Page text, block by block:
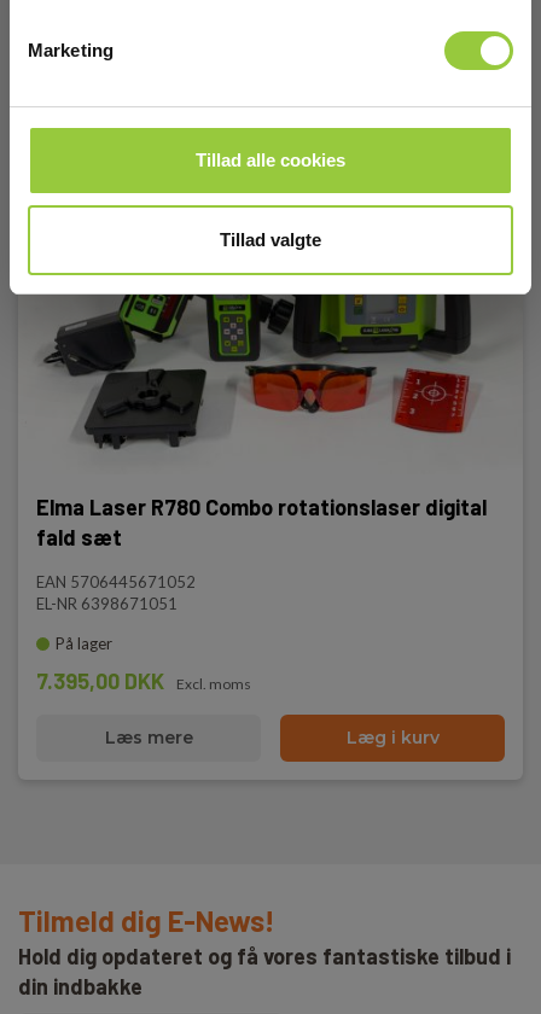
Marketing
Tillad alle cookies
Tillad valgte
Elma Laser R780 Combo rotationslaser digital
fald sæt
EAN 5706445671052
EL-NR 6398671051
På lager
7.395,00 DKK Excl. moms
Læs mere Læg i kurv
Tilmeld dig E-News!
Hold dig opdateret og få vores fantastiske tilbud i
din indbakke